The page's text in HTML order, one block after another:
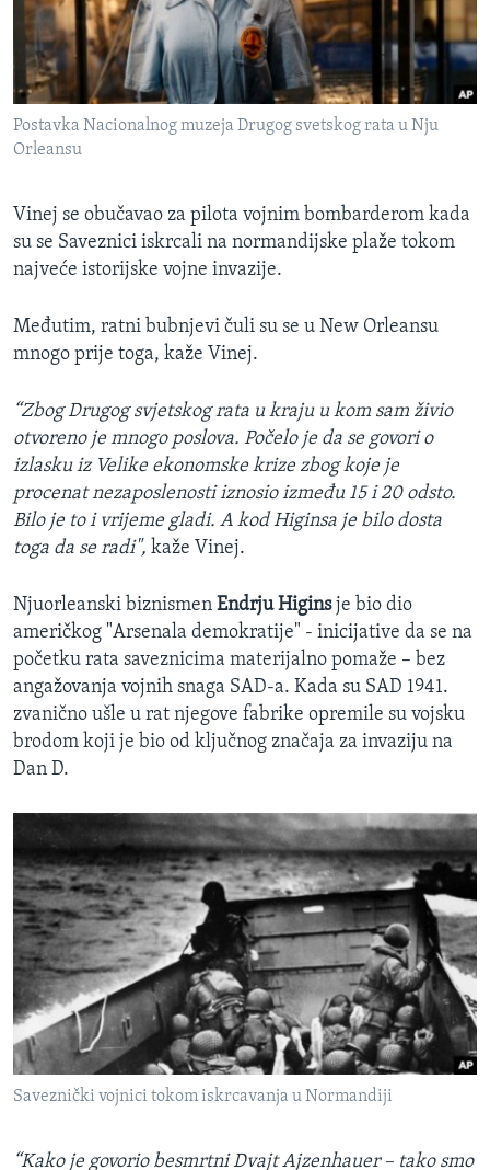
Postavka Nacionalnog muzeja Drugog svetskog rata u Nju
Orleansu
Vinej se obučavao za pilota vojnim bombarderom kada
su se Saveznici iskrcali na normandijske plaže tokom
najveće istorijske vojne invazije.
Međutim, ratni bubnjevi čuli su se u New Orleansu
mnogo prije toga, kaže Vinej.
“Zbog Drugog svjetskog rata u kraju u kom sam živio
otvoreno je mnogo poslova. Počelo je da se govori o
izlasku iz Velike ekonomske krize zbog koje je
procenat nezaposlenosti iznosio između 15 i 20 odsto.
Bilo je to i vrijeme gladi. A kod Higinsa je bilo dosta
toga da se radi", kaže Vinej.
Njuorleanski biznismen Endrju Higinsje bio dio
američkog "Arsenala demokratije" - inicijative da se na
početku rata saveznicima materijalno pomaže – bez
angažovanja vojnih snaga SAD-a. Kada su SAD 1941.
zvanično ušle u rat njegove fabrike opremile su vojsku
brodom koji je bio od ključnog značaja za invaziju na
Dan D.
Saveznički vojnici tokom iskrcavanja u Normandiji
“Kako je govorio besmrtni Dvajt Ajzenhauer – tako smo